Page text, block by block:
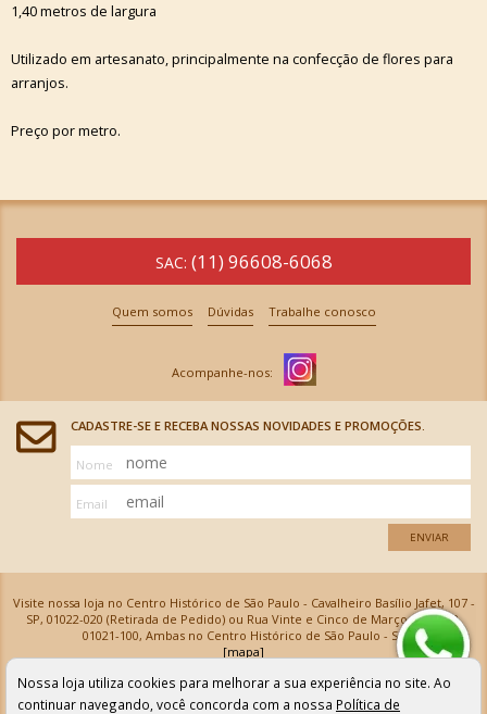
1,40 metros de largura
Utilizado em artesanato, principalmente na confecção de flores para
arranjos.
Preço por metro.
SAC: (11) 96608-6068
Quem somos Dúvidas Trabalhe conosco
CADASTRE-SE E RECEBA NOSSAS NOVIDADES E PROMOÇÕES.
Nome
Email
ENVIAR
Visite nossa loja no Centro Histórico de São Paulo - Cavalheiro Basílio Jafet, 107 -
SP, 01022-020 (Retirada de Pedido) ou Rua Vinte e Cinco de Março, 576 - SP,
01021-100, Ambas no Centro Histórico de São Paulo - SP
[mapa]
Armarinhos Santa Cecília Ltda | CNPJ: 61.069.639/0001-18
Os preços e as condições de pagamento apresentadas na loja virtual não valem para nossa loja física e
podem sofrer alterações sem aviso prévio. Vendas com cartão de crédito sujeitas a análise e
Nossa loja utiliza cookies para melhorar a sua experiência no site. Ao
continuar navegando, você concorda com a nossa Política de